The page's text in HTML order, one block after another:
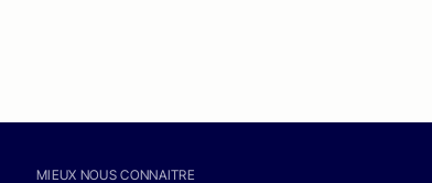
MIEUX NOUS CONNAITRE